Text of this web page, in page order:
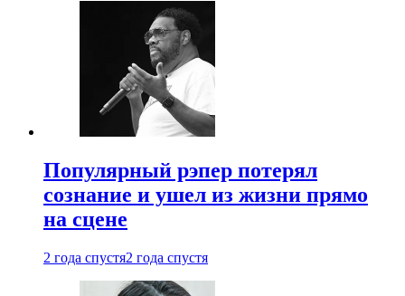
Популярный рэпер потерял
сознание и ушел из жизни прямо
на сцене
2 года спустя2 года спустя